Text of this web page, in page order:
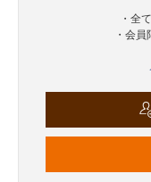
・全
・会